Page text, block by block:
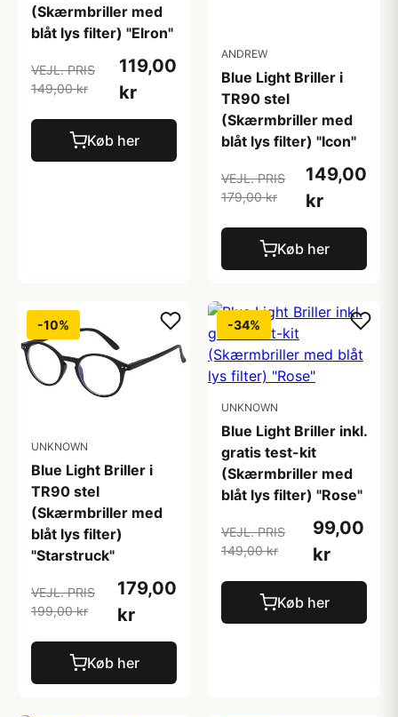
(Skærmbriller med
blåt lys filter) "Elron"
VEJL. PRIS
149,00 kr
119,00
kr
Køb her
ANDREW
Blue Light Briller i
TR90 stel
(Skærmbriller med
blåt lys filter) "Icon"
VEJL. PRIS
179,00 kr
149,00
kr
Køb her
-10%
UNKNOWN
Blue Light Briller i
TR90 stel
(Skærmbriller med
blåt lys filter)
"Starstruck"
VEJL. PRIS
199,00 kr
179,00
kr
Køb her
-34%
UNKNOWN
Blue Light Briller inkl.
gratis test-kit
(Skærmbriller med
blåt lys filter) "Rose"
VEJL. PRIS
149,00 kr
99,00
kr
Køb her